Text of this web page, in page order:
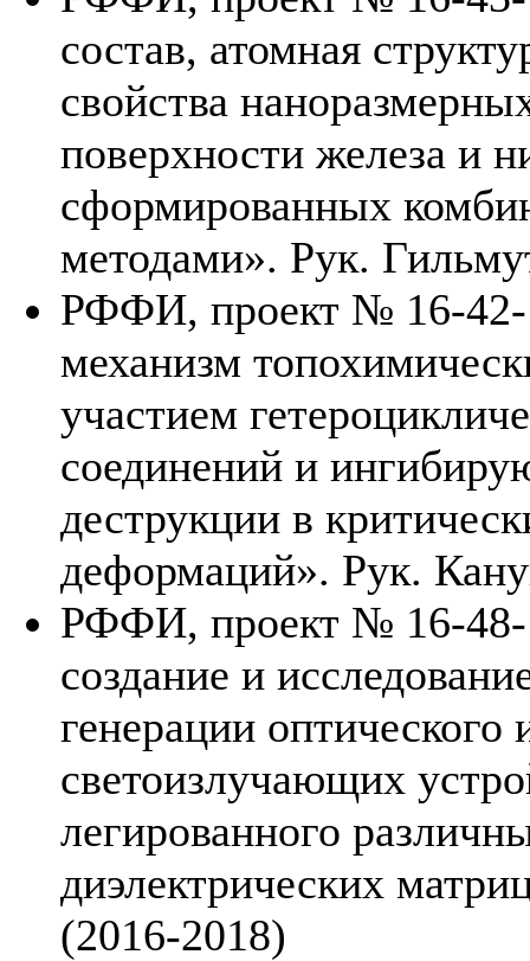
состав, атомная
свойства
поверхности железа и
сформированных
методами». Рук.
РФФИ, проект № 16-42-
механизм
участием
соединений и
деструкции в
деформаций». Рук.
РФФИ, проект № 16-48-
создание и
генерации оптического
светоизлучающих
легированного
диэлектрических
(2016-2018)